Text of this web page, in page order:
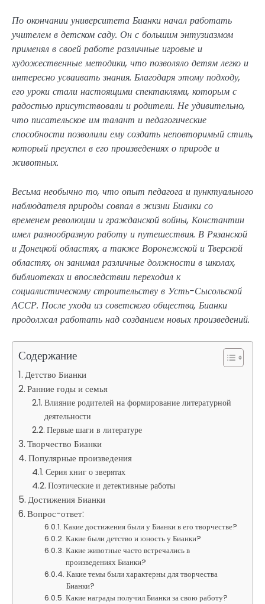
По окончании университета Бианки начал работать
учителем в детском саду. Он с большим энтузиазмом
применял в своей работе различные игровые и
художественные методики, что позволяло детям легко и
интересно усваивать знания. Благодаря этому подходу,
его уроки стали настоящими спектаклями, которым с
радостью присутствовали и родители. Не удивительно,
что писательское им талант и педагогические
способности позволили ему создать неповторимый стиль,
который преуспел в его произведениях о природе и
животных.
Весьма необычно то, что опыт педагога и пунктуального
наблюдателя природы совпал в жизни Бианки со
временем революции и гражданской войны, Константин
имел разнообразную работу и путешествия. В Рязанской
и Донецкой областях, а также Воронежской и Тверской
областях, он занимал различные должности в школах,
библиотеках и впоследствии переходил к
социалистическому строительству в Усть-Сысольской
АССР. После ухода из советского общества, Бианки
продолжал работать над созданием новых произведений.
Содержание
Детство Бианки
Ранние годы и семья
Влияние родителей на формирование литературной
деятельности
Первые шаги в литературе
Творчество Бианки
Популярные произведения
Серия книг о зверятах
Поэтические и детективные работы
Достижения Бианки
Вопрос-ответ:
Какие достижения были у Бианки в его творчестве?
Какие были детство и юность у Бианки?
Какие животные часто встречались в
произведениях Бианки?
Какие темы были характерны для творчества
Бианки?
Какие награды получил Бианки за свою работу?